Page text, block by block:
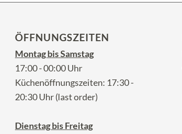
ÖFFNUNGSZEITEN
Montag bis Samstag
17:00 - 00:00 Uhr
Küchenöffnungszeiten: 17:30 -
20:30 Uhr (last order)
Dienstag bis Freitag